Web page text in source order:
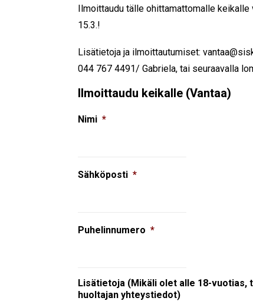
Ilmoittaudu tälle ohittamattomalle keikalle
15.3.!
Lisätietoja ja ilmoittautumiset:
044 767 4491/ Gabriela, tai seuraavalla
Ilmoittaudu keikalle (Vantaa)
Nimi *
Sähköposti *
Puhelinnumero *
Lisätietoja (Mikäli olet alle 18-vuotias,
huoltajan yhteystiedot)